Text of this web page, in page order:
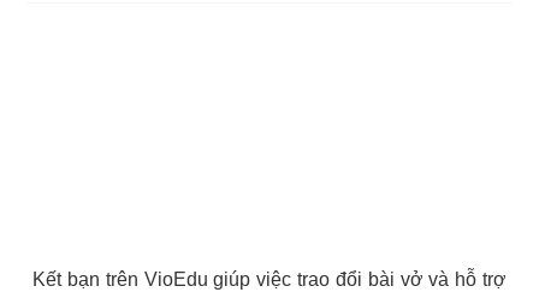
Kết bạn trên VioEdu giúp việc trao đổi bài vở và hỗ trợ